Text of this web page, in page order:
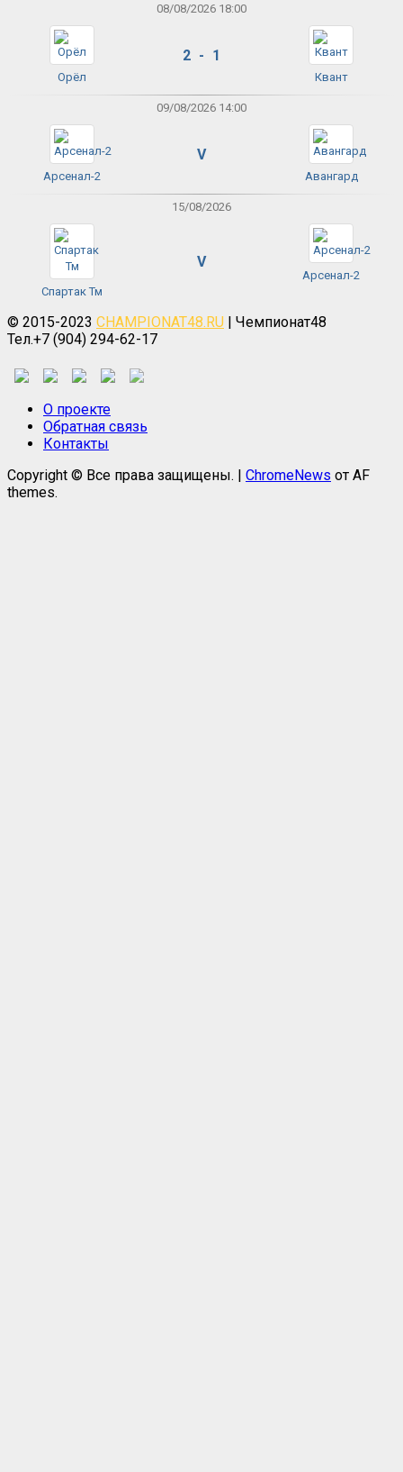
08/08/2026 18:00
Орёл
2 - 1
Квант
09/08/2026 14:00
Арсенал-2
V
Авангард
15/08/2026
Спартак Тм
V
Арсенал-2
© 2015-2023 CHAMPIONAT48.RU | Чемпионат48
Тел.+7 (904) 294-62-17
О проекте
Обратная связь
Контакты
Copyright © Все права защищены. | ChromeNews от AF
themes.